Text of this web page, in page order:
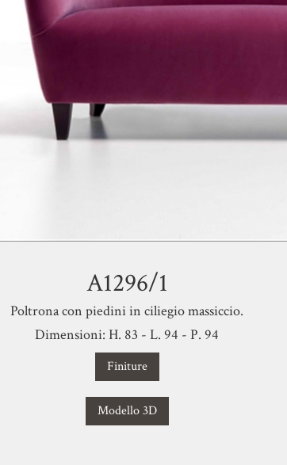
A1296/1
Poltrona con piedini in ciliegio massiccio.
Dimensioni: H. 83 - L. 94 - P. 94
Finiture
Modello 3D